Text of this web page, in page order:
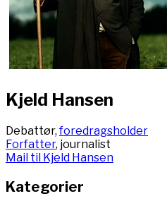
Kjeld Hansen
Debattør,foredragsholder
Forfatter, journalist
Mail til Kjeld Hansen
Kategorier